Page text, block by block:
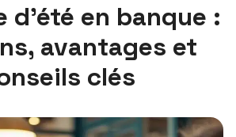
d’été en banque :
avantages et
clés